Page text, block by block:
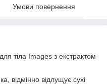
Умови повернення
тіла Images з екстрактом
відмінно відлущує сухі